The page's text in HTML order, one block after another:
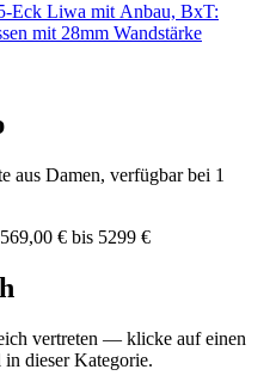
Eck Liwa mit Anbau, BxT:
mit 28mm Wandstärke
aus Damen, verfügbar bei 1
€ bis 5299 €
vertreten — klicke auf einen
dieser Kategorie.